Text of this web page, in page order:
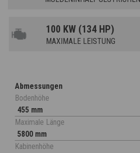
100 KW (134 HP)
MAXIMALE LEISTUNG
Abmessungen
Bodenhöhe
455 mm
Maximale Länge
5800 mm
Kabinenhöhe